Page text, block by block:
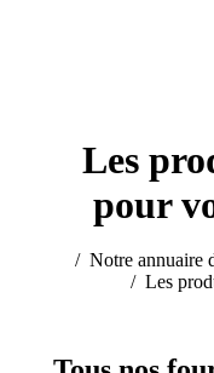
Les
pour
Notre annuaire
Les